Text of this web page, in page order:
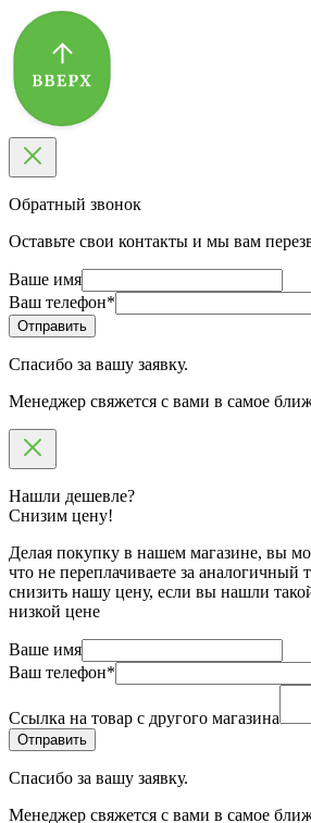
Обратный звонок
Оставьте свои контакты и мы вам
Ваше имя
Ваш телефон*
Спасибо за вашу заявку.
Менеджер свяжется с вами в самое
Нашли дешевле?
Снизим цену!
Делая покупку в нашем магазине, вы
что не переплачиваете за
снизить нашу цену, если вы нашли
низкой цене
Ваше имя
Ваш телефон*
Ссылка на товар с другого магазина
Спасибо за вашу заявку.
Менеджер свяжется с вами в самое